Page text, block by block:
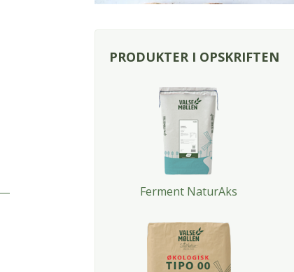
PRODUKTER I OPSKRIFTEN
Ferment NaturAks